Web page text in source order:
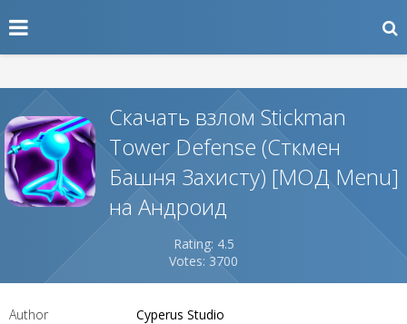
Скачать взлом Stickman
Tower Defense (Сткмен
Башня Захисту) [МОД Menu]
на Андроид
Rating: 4.5
Votes: 3700
Author Cyperus Studio